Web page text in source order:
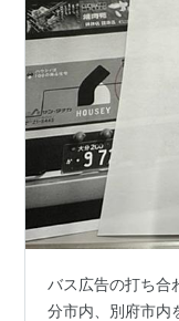
バス広告の打ち合
分市内、別府市内